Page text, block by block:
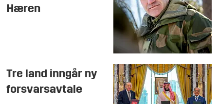
Hæren
Tre land inngår ny
forsvarsavtale